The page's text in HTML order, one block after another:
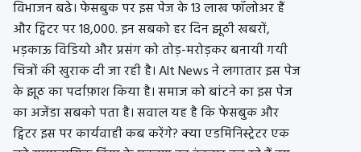
विभाजन बढे। फेसबुक पर इस पेज के 13 लाख फॉलोअर हैं
और ट्विटर पर 18,000. इन सबको हर दिन झूठी खबरों,
भड़काऊ विडियो और प्रसंग को तोड़-मरोड़कर बनायी गयी
चित्रों की खुराक दी जा रही है। Alt News ने लगातार इस पेज
के झूठ का पर्दाफ़ाश किया है। समाज को बांटने का इस पेज
का अजेंडा सबको पता है। सवाल यह है कि फेसबुक और
ट्विटर इस पर कार्यवाही कब करेंगे? क्या एडमिनिस्ट्रेटर एक